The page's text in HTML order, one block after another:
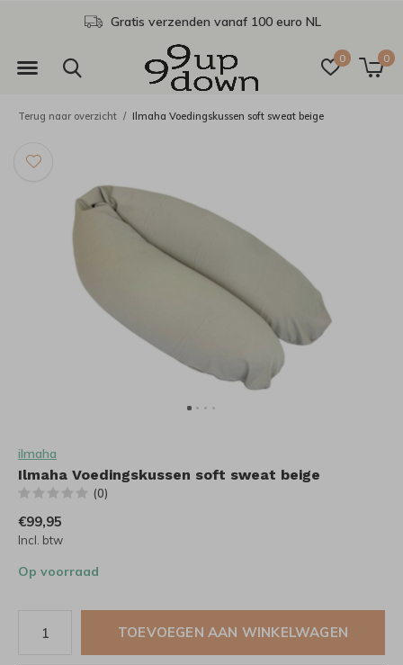
0 0
Gratis verzenden vanaf 100 euro NL
Terug naar overzicht Ilmaha Voedingskussen soft sweat beige
ilmaha
Ilmaha Voedingskussen soft sweat beige
(0)
€99,95
Incl. btw
Op voorraad
TOEVOEGEN AAN WINKELWAGEN